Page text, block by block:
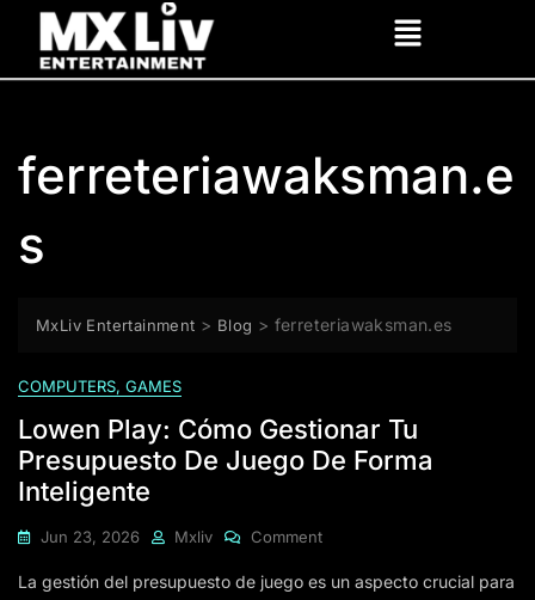
ferreteriawaksman.e
s
MxLiv Entertainment > Blog > ferreteriawaksman.es
COMPUTERS, GAMES
Lowen Play: Cómo Gestionar Tu
Presupuesto De Juego De Forma
Inteligente
Jun 23, 2026 Mxliv Comment
La gestión del presupuesto de juego es un aspecto crucial para